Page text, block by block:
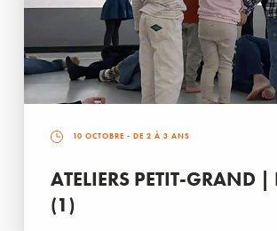
10 OCTOBRE - DE 2 À 3 ANS
ATELIERS PETIT-GRAND |
(1)